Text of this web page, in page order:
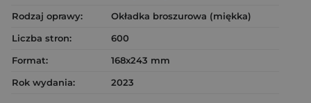
Rodzaj oprawy:
Okładka broszurowa (miękka)
Liczba stron:
600
Format:
168x243 mm
Rok wydania:
2023